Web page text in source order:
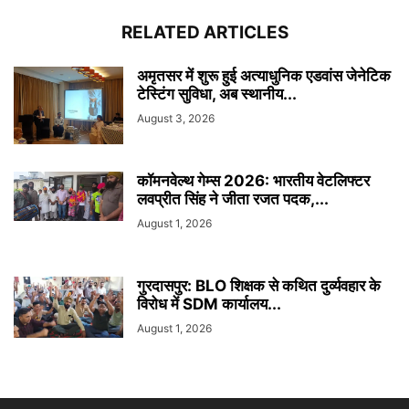
RELATED ARTICLES
अमृतसर में शुरू हुई अत्याधुनिक एडवांस जेनेटिक
टेस्टिंग सुविधा, अब स्थानीय...
August 3, 2026
कॉमनवेल्थ गेम्स 2026: भारतीय वेटलिफ्टर
लवप्रीत सिंह ने जीता रजत पदक,...
August 1, 2026
गुरदासपुर: BLO शिक्षक से कथित दुर्व्यवहार के
विरोध में SDM कार्यालय...
August 1, 2026